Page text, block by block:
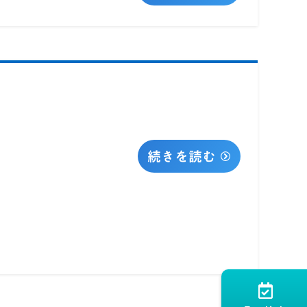
続きを読む